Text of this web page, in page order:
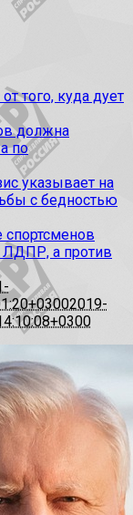
того, куда дует
должна
по
указывает на
с бедностью
спортсменов
ЛДПР, а против
2019-